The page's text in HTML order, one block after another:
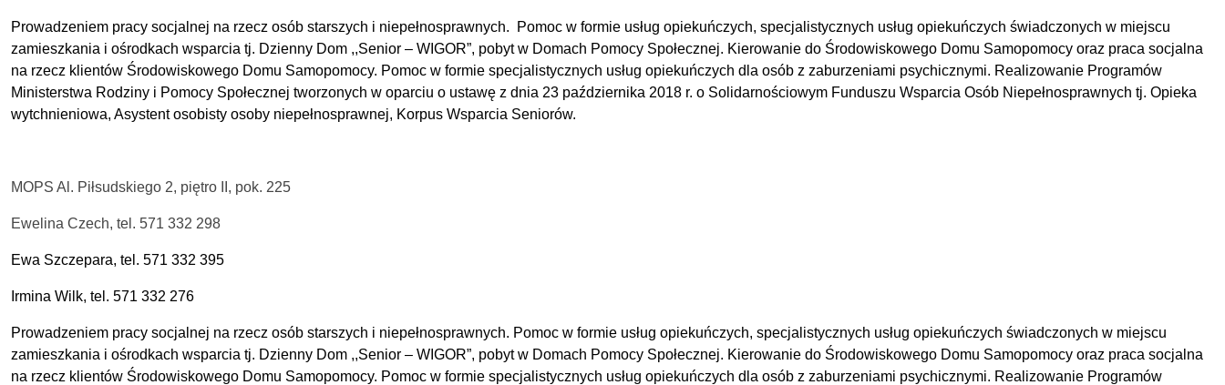
Prowadzeniem pracy socjalnej na rzecz osób starszych i niepełnosprawnych.
Pomoc w formie usług opiekuńczych, specjalistycznych usług opiekuńczych świadczonych w miejscu
zamieszkania i ośrodkach wsparcia tj. Dzienny Dom ,,Senior – WIGOR”, pobyt w Domach Pomocy Społecznej. Kierowanie do Środowiskowego Domu Samopomocy oraz praca socjalna
na rzecz klientów Środowiskowego Domu Samopomocy. Pomoc w formie specjalistycznych usług opiekuńczych dla osób z zaburzeniami psychicznymi. Realizowanie Programów
Ministerstwa Rodziny i Pomocy Społecznej tworzonych w oparciu o ustawę z dnia 23 października 2018 r. o Solidarnościowym Funduszu Wsparcia Osób Niepełnosprawnych tj. Opieka
wytchnieniowa, Asystent osobisty osoby niepełnosprawnej, Korpus Wsparcia Seniorów.
MOPS Al. Piłsudskiego 2, piętro II, pok. 225
Ewelina Czech, tel. 571 332 298
Ewa Szczepara, tel. 571 332 395
Irmina Wilk, tel. 571 332 276
Prowadzeniem pracy socjalnej na rzecz osób starszych i niepełnosprawnych. Pomoc w formie usług opiekuńczych, specjalistycznych usług opiekuńczych świadczonych w miejscu
zamieszkania i ośrodkach wsparcia tj. Dzienny Dom ,,Senior – WIGOR”, pobyt w Domach Pomocy Społecznej. Kierowanie do Środowiskowego Domu Samopomocy oraz praca socjalna
na rzecz klientów Środowiskowego Domu Samopomocy. Pomoc w formie specjalistycznych usług opiekuńczych dla osób z zaburzeniami psychicznymi. Realizowanie Programów